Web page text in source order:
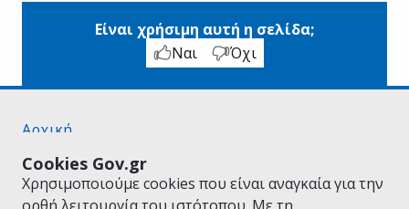
Cookies Gov.gr
Χρησιμοποιούμε cookies που είναι αναγκαία για την
Είναι χρήσιμη αυτή η σελίδα;
Ναι
Όχι
Αρχική
Όροι Χρήσης
Πολιτική Απορρήτου